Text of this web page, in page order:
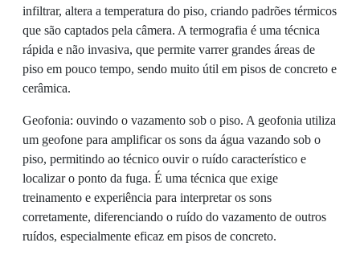
infiltrar, altera a temperatura do piso, criando padrões térmicos
que são captados pela câmera. A termografia é uma técnica
rápida e não invasiva, que permite varrer grandes áreas de
piso em pouco tempo, sendo muito útil em pisos de concreto e
cerâmica.
Geofonia: ouvindo o vazamento sob o piso. A geofonia utiliza
um geofone para amplificar os sons da água vazando sob o
piso, permitindo ao técnico ouvir o ruído característico e
localizar o ponto da fuga. É uma técnica que exige
treinamento e experiência para interpretar os sons
corretamente, diferenciando o ruído do vazamento de outros
ruídos, especialmente eficaz em pisos de concreto.